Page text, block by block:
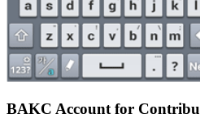
BAKC Account for